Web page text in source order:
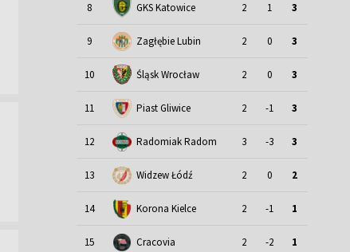
8 GKS Katowice 2 1 3
9 Zagłębie Lubin 2 0 3
10 Śląsk Wrocław 2 0 3
11 Piast Gliwice 2 -1 3
12 Radomiak Radom 3 -3 3
13 Widzew Łódź 2 0 2
14 Korona Kielce 2 -1 1
15 Cracovia 2 -2 1